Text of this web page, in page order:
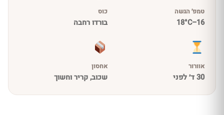
טמפ׳ הגשה
16–18°C
כוס
בורדו רחבה
אוורור
30 ד׳ לפני
אחסון
שכוב, קריר וחשוך